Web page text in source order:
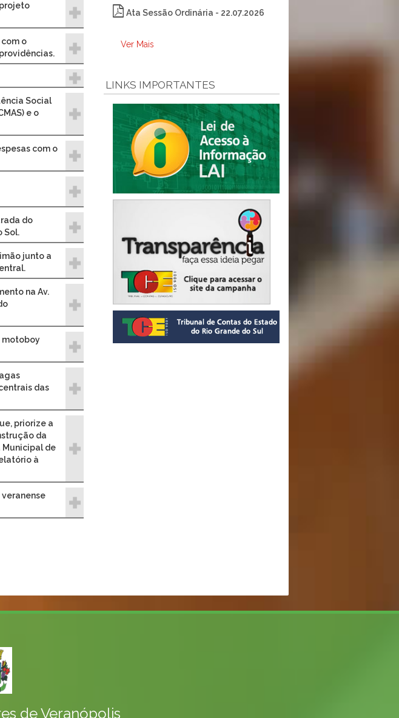
o
Social
e o
com o
do
Sol.
junto a
na Av.
motoboy
das
priorize a
da
Municipal de
à
veranense
Ata Sessão Ordinária - 22.07.2026
Ver Mais
LINKS IMPORTANTES
de Veranópolis